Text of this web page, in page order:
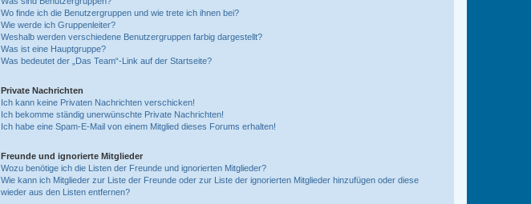
Wo finde ich die Benutzergruppen und wie trete ich ihnen bei?
Wie werde ich Gruppenleiter?
Weshalb werden verschiedene Benutzergruppen farbig dargestellt?
Was ist eine Hauptgruppe?
Was bedeutet der „Das Team“-Link auf der Startseite?
Private Nachrichten
Ich kann keine Privaten Nachrichten verschicken!
Ich bekomme ständig unerwünschte Private Nachrichten!
Ich habe eine Spam-E-Mail von einem Mitglied dieses Forums erhalten!
Freunde und ignorierte Mitglieder
Wozu benötige ich die Listen der Freunde und ignorierten Mitglieder?
Wie kann ich Mitglieder zur Liste der Freunde oder zur Liste der ignorierten Mitglieder hinzufügen oder diese
wieder aus den Listen entfernen?